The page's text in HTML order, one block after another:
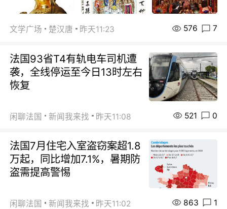
文学广场 楚汉唐 昨天11:23 576 7
法国93省T4有轨电车司机遭
袭，全线停运至今日13时左右
恢复
闲聊法国 新闻我来找 昨天11:08 521 0
法国7月住宅入室盗窃案超1.8
万起，同比增加7.1%，暑期防
盗需提高警惕
闲聊法国 新闻我来找 昨天11:02 863 1